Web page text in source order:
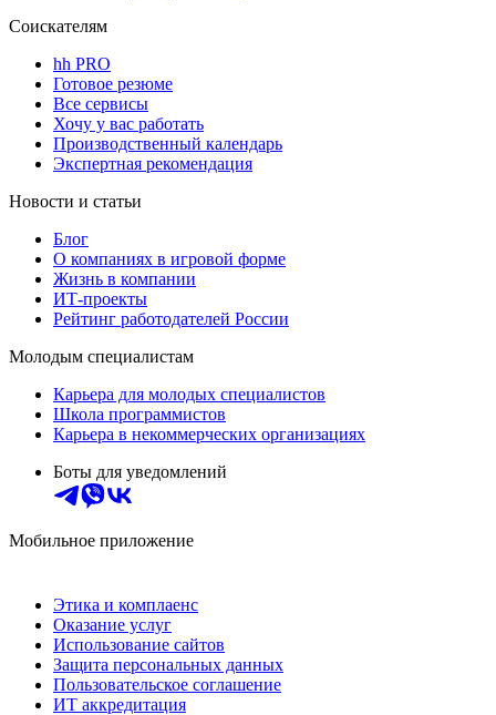
Соискателям
hh PRO
Готовое резюме
Все сервисы
Хочу у вас работать
Производственный календарь
Экспертная рекомендация
Новости и статьи
Блог
О компаниях в игровой форме
Жизнь в компании
ИТ-проекты
Рейтинг работодателей России
Молодым специалистам
Карьера для молодых специалистов
Школа программистов
Карьера в некоммерческих организациях
Боты для уведомлений
Мобильное приложение
Этика и комплаенс
Оказание услуг
Использование сайтов
Защита персональных данных
Пользовательское соглашение
ИТ аккредитация